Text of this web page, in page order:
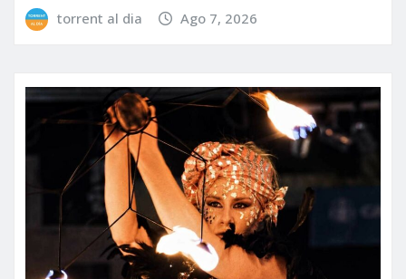
torrent al dia Ago 7, 2026